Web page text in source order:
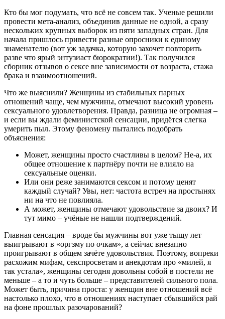
Кто бы мог подумать, что всё не совсем так. Ученые решили
провести мета-анализ, объединив данные не одной, а сразу
нескольких крупных выборок из пяти западных стран. Для
начала пришлось привести разные опросники к единому
знаменателю (вот уж задачка, которую захочет повторить
разве что ярый энтузиаст бюрократии!). Так получился
сборник отзывов о сексе вне зависимости от возраста, стажа
брака и взаимоотношений.
Что же выяснили? Женщины из стабильных парных
отношений чаще, чем мужчины, отмечают высокий уровень
сексуального удовлетворения. Правда, разница не огромная –
и если вы ждали феминистской сенсации, придётся слегка
умерить пыл. Этому феномену пытались подобрать
объяснения:
Может, женщины просто счастливы в целом? Не-а, их
общее отношение к партнёру почти не влияло на
сексуальные оценки.
Или они реже занимаются сексом и потому ценят
каждый случай? Увы, нет: частота встреч на простынях
ни на что не повлияла.
А может, женщины отмечают удовольствие за двоих? И
тут мимо – учёные не нашли подтверждений.
Главная сенсация – вроде бы мужчины вот уже тыщу лет
выигрывают в «оргзму по очкам», а сейчас внезапно
проигрывают в общем зачёте удовольствия. Поэтому, вопреки
расхожим мифам, секспросветам и анекдотам про «милей, я
так устала», женщины сегодня довольны собой в постели не
меньше – а то и чуть больше – представителей сильного пола.
Может быть, причина проста: у женщин вне отношений всё
настолько плохо, что в отношениях наступает сбывшийся рай
на фоне прошлых разочарований?